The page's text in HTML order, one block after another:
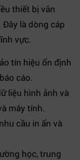
thiết bị văn
là dòng cáp
vực.
tín hiệu ổn định
cáo.
liệu hình ảnh và
máy tính.
cầu in ấn và
học, trung